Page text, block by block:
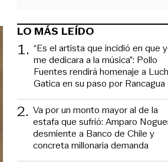
LO MÁS LEÍDO
1. “Es el artista que incidió en que
me dedicara a la música”: Pollo
Fuentes rendirá homenaje a
Gatica en su paso por Rancagua
2. Va por un monto mayor al de la
estafa que sufrió: Amparo
desmiente a Banco de Chile y
concreta millonaria demanda